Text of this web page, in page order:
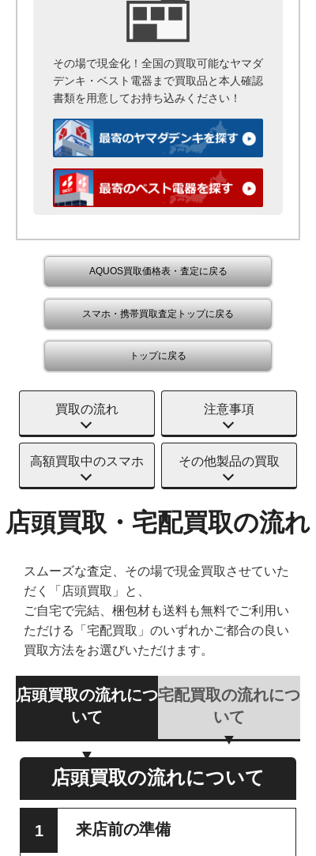
その場で現金化！全国の買取可能なヤマダ
デンキ・ベスト電器まで買取品と本人確認
書類を用意してお持ち込みください！
AQUOS買取価格表・査定に戻る
スマホ・携帯買取査定トップに戻る
トップに戻る
買取の流れ 注意事項
高額買取中のスマホ その他製品の買取
店頭買取・宅配買取の流れ
スムーズな査定、その場で現金買取させていた
だく「店頭買取」と、
ご自宅で完結、梱包材も送料も無料でご利用い
ただける「宅配買取」のいずれかご都合の良い
買取方法をお選びいただけます。
店頭買取の流れにつ
いて
宅配買取の流れにつ
いて
店頭買取の流れについて
来店前の準備